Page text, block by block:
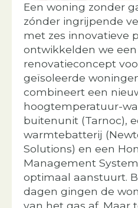
Een woning zonder
zónder ingrijpende
met zes innovatieve
ontwikkelden we
renovatieconcept
geïsoleerde
combineert een
hoogtemperatuur-
buitenunit (Tarnoc),
warmtebatterij
Solutions) en een
Management
optimaal aanstuurt.
dagen gingen de
van het gas af. Maar